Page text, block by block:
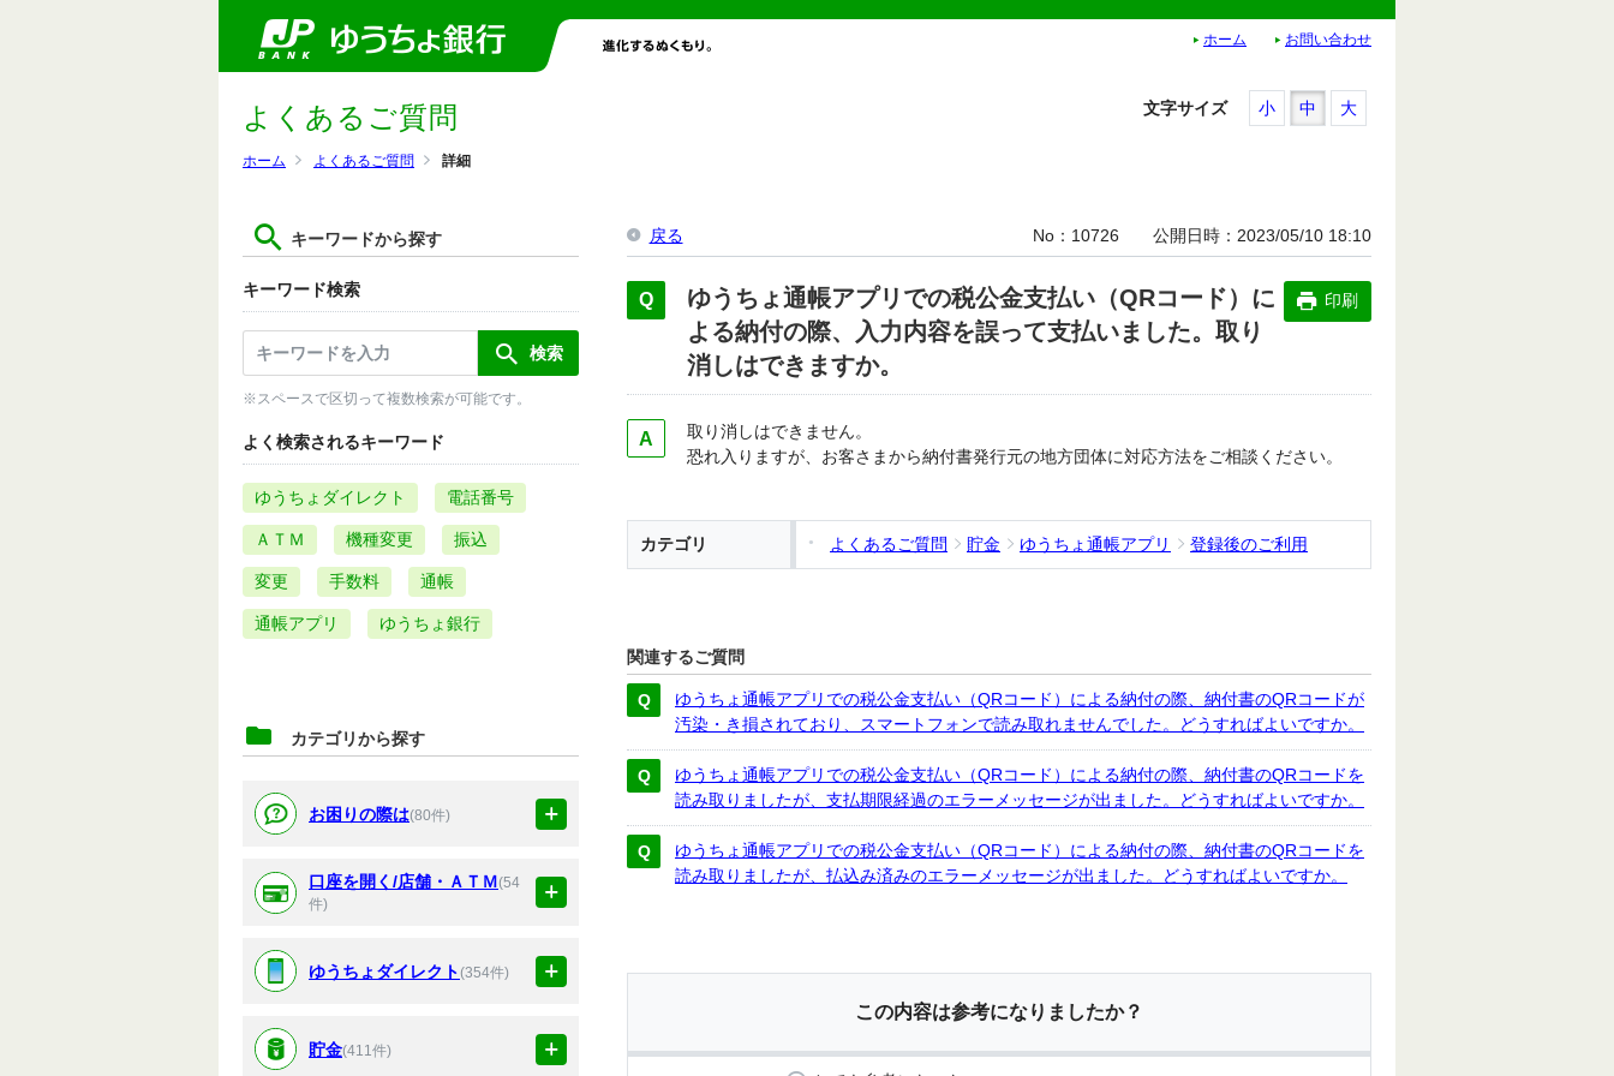
ホーム お問い合わせ
ホーム よくあるご質問 詳細
よくあるご質問
キーワードから探す
キーワード検索
※スペースで区切って複数検索が可能です。
よく検索されるキーワード
ゆうちょダイレクト 電話番号
ＡＴＭ 機種変更 振込
変更 手数料 通帳
通帳アプリ ゆうちょ銀行
カテゴリから探す
お困りの際は(80件)
口座を開く/店舗・ＡＴＭ(54
件)
ゆうちょダイレクト(354件)
貯金(411件)
文字サイズ 小 中 大
戻る No 10726 公開日時 2023/05/10 18:10
ゆうちょ通帳アプリでの税公金支払い（QRコード）に
よる納付の際、入力内容を誤って支払いました。取り
消しはできますか。
印刷
取り消しはできません。
恐れ入りますが、お客さまから納付書発行元の地方団体に対応方法をご相談ください。
カテゴリ よくあるご質問 貯金 ゆうちょ通帳アプリ 登録後のご利用
関連するご質問
ゆうちょ通帳アプリでの税公金支払い（QRコード）による納付の際、納付書のQRコードが
汚染・き損されており、スマートフォンで読み取れませんでした。どうすればよいですか。
ゆうちょ通帳アプリでの税公金支払い（QRコード）による納付の際、納付書のQRコードを
読み取りましたが、支払期限経過のエラーメッセージが出ました。どうすればよいですか。
ゆうちょ通帳アプリでの税公金支払い（QRコード）による納付の際、納付書のQRコードを
読み取りましたが、払込み済みのエラーメッセージが出ました。どうすればよいですか。
この内容は参考になりましたか？